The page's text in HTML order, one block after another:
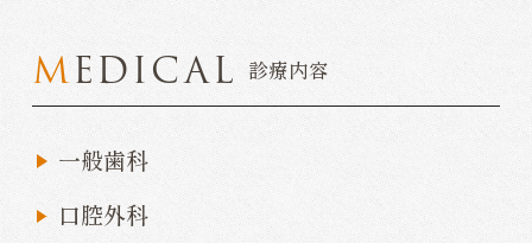
MEDICAL 診療内容
一般歯科
口腔外科